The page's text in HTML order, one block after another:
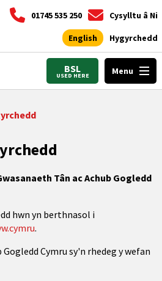
01745 535 250 Cysylltu â Ni
English Hygyrchedd
BSL
USED HERE Menu
Tân ac Achub Gogledd
hwn yn berthnasol i
.
Cymru sy'n rhedeg y wefan